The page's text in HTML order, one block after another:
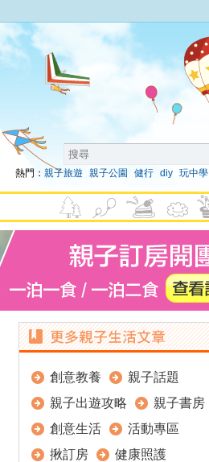
熱門： 親子旅遊 親子公園 健行 diy 玩中學
創意教養
親子話題
親子出遊攻略
親子書房
創意生活
活動專區
揪訂房
健康照護